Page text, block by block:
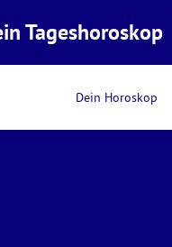
Dein Horoskop
Tageshoroskop